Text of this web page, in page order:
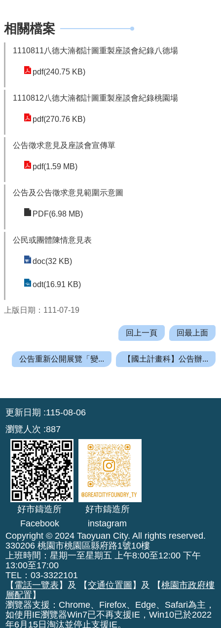
F
a
隱
網
政
網
站
資
料
開
放
宣
告
安
全
政
策
相關檔案
1110811八德大湳都計圖重製座談會紀錄八德場
pdf(240.75 KB)
1110812八德大湳都計圖重製座談會紀錄桃園場
pdf(270.76 KB)
公告徵求意見及座談會宣傳單
pdf(1.59 MB)
公告及公告徵求意見範圍示意圖
PDF(6.98 MB)
公民或團體陳情意見表
doc(32 KB)
odt(16.91 KB)
上版日期：111-07-19
回上一頁 回最上面
公告重新公開展覽「變... 【國土計畫科】公告辦...
更新日期 115-08-06
瀏覽人次
887
好市鑄造所
Facebook
好市鑄造所
instagram
Copyright © 2024 Taoyuan City. All rights reserved.
330206 桃園市桃園區縣府路1號10樓
上班時間：星期一至星期五 上午8:00至12:00 下午
13:00至17:00
TEL：03-3322101
【 電話一覽表 】及 【交通位置圖 】及 【桃園市政府樓
層配置 】
瀏覽器支援：Chrome、Firefox、Edge、Safari為主，
如使用IE瀏覽器Win7已不再支援IE，Win10已於2022
年6月15日淘汰並停止支援IE。